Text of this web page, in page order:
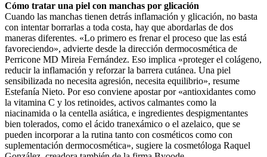
Cómo tratar una piel con manchas por glicación
Cuando las manchas tienen detrás inflamación y glicación, no basta
con intentar borrarlas a toda costa, hay que abordarlas de dos
maneras diferentes. «Lo primero es frenar el proceso que las está
favoreciendo», advierte desde la dirección dermocosmética de
Perricone MD Mireia Fernández. Eso implica «proteger el colágeno,
reducir la inflamación y reforzar la barrera cutánea. Una piel
sensibilizada no necesita agresión, necesita equilibrio», resume
Estefanía Nieto. Por eso conviene apostar por «antioxidantes como
la vitamina C y los retinoides, activos calmantes como la
niacinamida o la centella asiática, e ingredientes despigmentantes
bien tolerados, como el ácido tranexámico o el azelaico, que se
pueden incorporar a la rutina tanto con cosméticos como con
suplementación dermocosmética», sugiere la cosmetóloga Raquel